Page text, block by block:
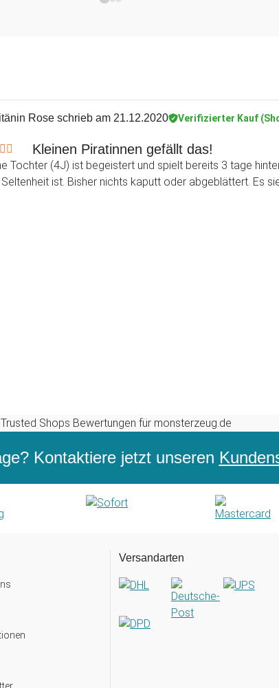
Rose schrieb am 21.12.2020 Verifizierter Kauf
Kleinen Piratinnen gefällt das!
Tochter (4J) ist begeistert und spielt bereits 3 tage
ist. Bisher nichts kaputt oder abgeblättert. Es
Kontaktiere jetzt unseren
Versandarten